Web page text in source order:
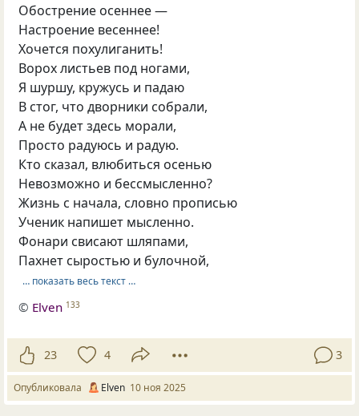
Обострение осеннее —
Настроение весеннее!
Хочется похулиганить!
Ворох листьев под ногами,
Я шуршу, кружусь и падаю
В стог, что дворники собрали,
А не будет здесь морали,
Просто радуюсь и радую.
Кто сказал, влюбиться осенью
Невозможно и бессмысленно?
Жизнь с начала, словно прописью
Ученик напишет мысленно.
Фонари свисают шляпами,
Пахнет сыростью и булочной,
… показать весь текст …
© Elven 133
23 4 3
Опубликовала Elven 10 ноя 2025